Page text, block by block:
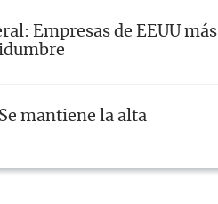
Empresas de EEUU más
mantiene la alta